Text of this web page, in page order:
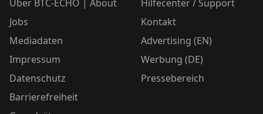
Über BTC-ECHO | About
Jobs
Mediadaten
Impressum
Datenschutz
Barrierefreiheit
Hilfecenter / Support
Kontakt
Advertising (EN)
Werbung (DE)
Pressebereich